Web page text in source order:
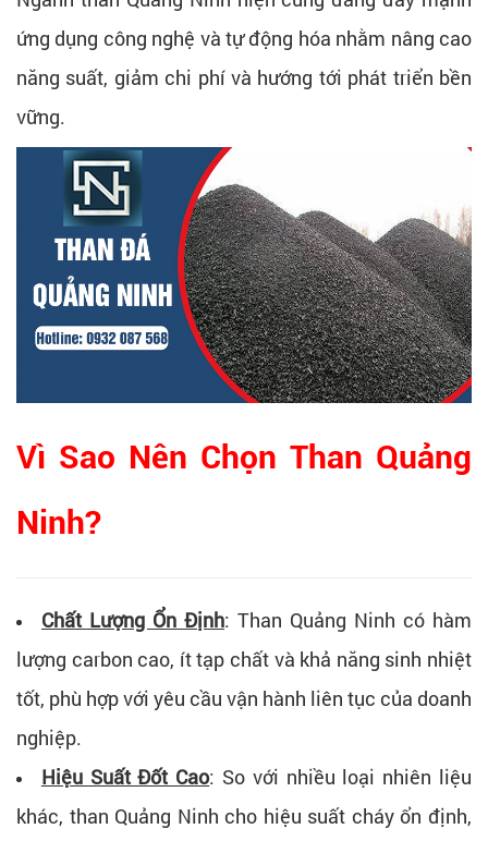
ứng dụng công nghệ và tự động hóa nhằm nâng cao
năng suất, giảm chi phí và hướng tới phát triển bền
vững.
Vì Sao Nên Chọn Than Quảng
Ninh?
Chất Lượng Ổn Định: Than Quảng Ninh có hàm
lượng carbon cao, ít tạp chất và khả năng sinh nhiệt
tốt, phù hợp với yêu cầu vận hành liên tục của doanh
nghiệp.
Hiệu Suất Đốt Cao: So với nhiều loại nhiên liệu
khác, than Quảng Ninh cho hiệu suất cháy ổn định,